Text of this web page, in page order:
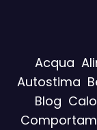
Acqua
Autostima
Blog